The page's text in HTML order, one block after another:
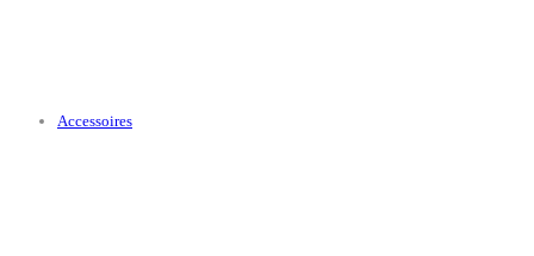
Accessoires